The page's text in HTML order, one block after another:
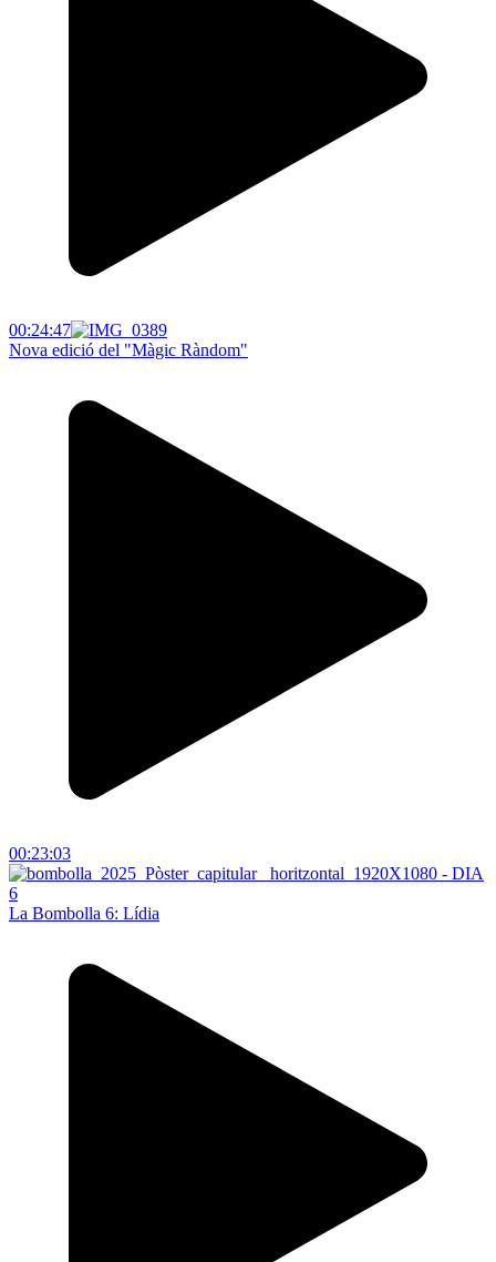
00:24:47
Nova edició del "Màgic Ràndom"
00:23:03
La Bombolla 6: Lídia